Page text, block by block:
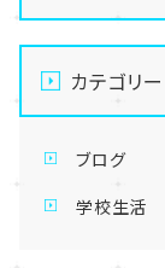
カテゴリー
ブログ
学校生活